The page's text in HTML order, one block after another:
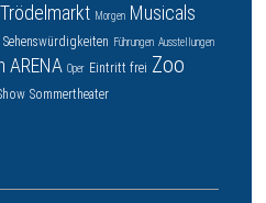
Trödelmarkt Morgen Musicals
Sehenswürdigkeiten Führungen Ausstellungen
ARENA Oper Eintritt frei Zoo
Sommertheater